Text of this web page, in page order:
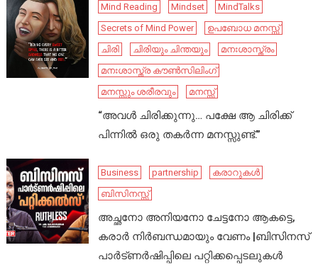
Mind Reading Mindset
MindTalks
Secrets of Mind Power
ഉപബോധ മനസ്സ്
ചിരി
ചിരിയും ചിന്തയും
മനഃശാസ്ത്രം
മനഃശാസ്ത്ര കൗൺസിലിംഗ്
മനസ്സും ശരീരവും
മനസ്സ്
“അവൾ ചിരിക്കുന്നു… പക്ഷേ ആ ചിരിക്ക്
പിന്നിൽ ഒരു തകർന്ന മനസ്സുണ്ട്.”
Business partnership
കരാറുകൾ
ബിസിനസ്സ്
അച്ഛനോ അനിയനോ ചേട്ടനോ ആകട്ടെ,
കരാർ നിർബന്ധമായും വേണം |ബിസിനസ്
പാർട്ണർഷിപ്പിലെ പറ്റിക്കപ്പെടലുകൾ